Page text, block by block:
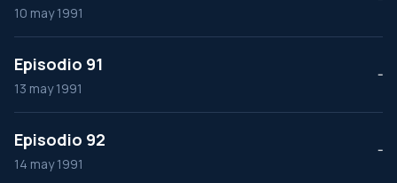
10 may 1991
Episodio 91
13 may 1991
--
Episodio 92
14 may 1991
--